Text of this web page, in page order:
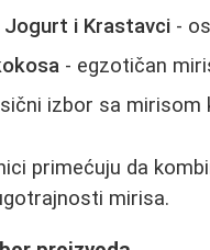
Jogurt i Krastavci -
- egzotičan
izbor sa mirisom
primećuju da
mirisa.